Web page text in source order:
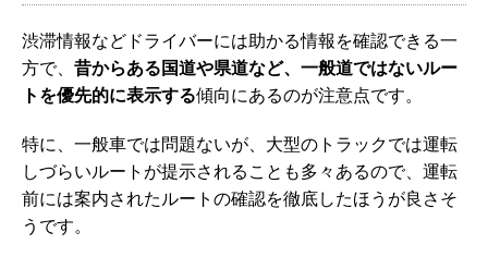
渋滞情報などドライバーには助かる情報を確認できる一
方で、 昔からある国道や県道など、一般道ではないルー
トを優先的に表示する傾向にあるのが注意点です。
特に、一般車では問題ないが、大型のトラックでは運転
しづらいルートが提示されることも多々あるので、運転
前には案内されたルートの確認を徹底したほうが良さそ
うです。